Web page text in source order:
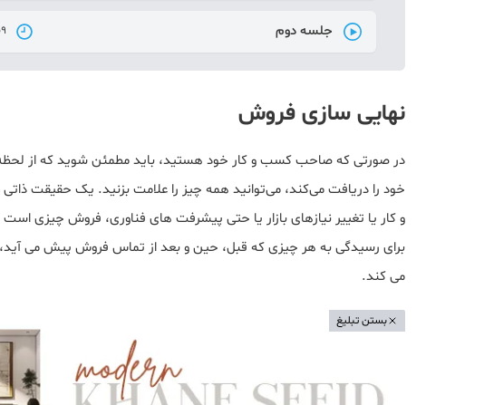
جلسه دوم
نهایی سازی فروش
در صورتی که صاحب کسب و کار خود هستید، باید مطمئن شوید که از
خود را دریافت می‌کند، می‌توانید همه چیز را علامت بزنید. یک حقیقت
و کار یا تغییر نیازهای بازار یا حتی پیشرفت های فناوری، فروش چیزی
برای رسیدگی به هر چیزی که قبل، حین و بعد از تماس فروش پیش می
می کند.
بستن تبلیغ